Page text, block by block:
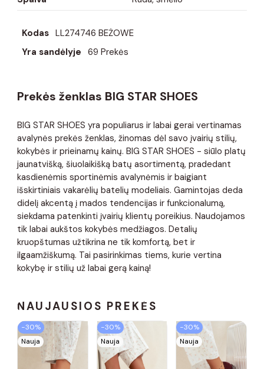
Kodas LL274746 BEŻOWE
Yra sandėlyje 69 Prekės
Prekės ženklas BIG STAR SHOES
BIG STAR SHOES yra populiarus ir labai gerai vertinamas
avalynės prekės ženklas, žinomas dėl savo įvairių stilių,
kokybės ir prieinamų kainų. BIG STAR SHOES - siūlo platų
jaunatvišką, šiuolaikišką batų asortimentą, pradedant
kasdienėmis sportinėmis avalynėmis ir baigiant
išskirtiniais vakarėlių batelių modeliais. Gamintojas deda
didelį akcentą į mados tendencijas ir funkcionalumą,
siekdama patenkinti įvairių klientų poreikius. Naudojamos
tik labai aukštos kokybės medžiagos. Detalių
kruopštumas užtikrina ne tik komfortą, bet ir
ilgaamžiškumą. Tai pasirinkimas tiems, kurie vertina
kokybę ir stilių už labai gerą kainą!
NAUJAUSIOS PREKĖS
−30%
Nauja
−30%
Nauja
−30%
Nauja